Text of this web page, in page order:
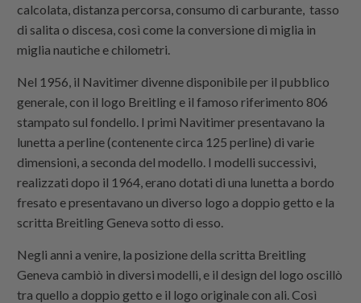
calcolata, distanza percorsa, consumo di carburante, tasso
di salita o discesa, così come la conversione di miglia in
miglia nautiche e chilometri.
Nel 1956, il Navitimer divenne disponibile per il pubblico
generale, con il logo Breitling e il famoso riferimento 806
stampato sul fondello. I primi Navitimer presentavano la
lunetta a perline (contenente circa 125 perline) di varie
dimensioni, a seconda del modello. I modelli successivi,
realizzati dopo il 1964, erano dotati di una lunetta a bordo
fresato e presentavano un diverso logo a doppio getto e la
scritta Breitling Geneva sotto di esso.
Negli anni a venire, la posizione della scritta Breitling
Geneva cambiò in diversi modelli, e il design del logo oscillò
tra quello a doppio getto e il logo originale con ali. Così